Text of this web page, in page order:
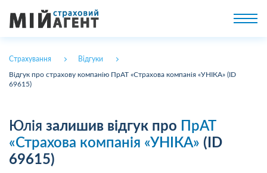
Страхування Відгуки
Відгук про страхову компанію ПрАТ «Страхова компанія «УНІКА» (ID
69615)
Юлія залишив відгук про
ПрАТ
«Страхова компанія «УНІКА» (ID
69615)